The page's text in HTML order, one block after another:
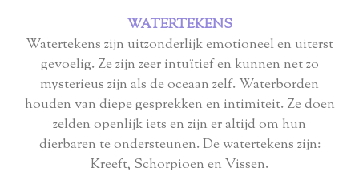
WATERTEKENS
Watertekens zijn uitzonderlijk emotioneel en uiterst
gevoelig. Ze zijn zeer intuïtief en kunnen net zo
mysterieus zijn als de oceaan zelf. Waterborden
houden van diepe gesprekken en intimiteit. Ze doen
zelden openlijk iets en zijn er altijd om hun
dierbaren te ondersteunen. De watertekens zijn:
Kreeft, Schorpioen en Vissen.